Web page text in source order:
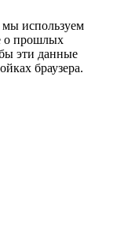
используем
о прошлых
эти данные
браузера.